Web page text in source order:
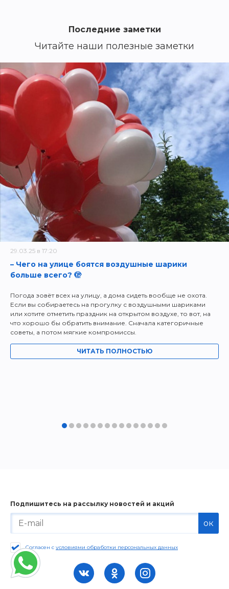
Последние заметки
Читайте наши полезные заметки
29.03.25 в 17:20
– Чего на улице боятся воздушные шарики
больше всего? 🫣
Погода зовёт всех на улицу, а дома сидеть вообще не охота.
Если вы собираетесь на прогулку с воздушными шариками
или хотите отметить праздник на открытом воздухе, то вот, на
что хорошо бы обратить внимание. Сначала категоричные
советы, а потом мягкие компромиссы.
ЧИТАТЬ ПОЛНОСТЬЮ
Подпишитесь на рассылку новостей и акций
ок
Согласен с условиями обработки персональных данных